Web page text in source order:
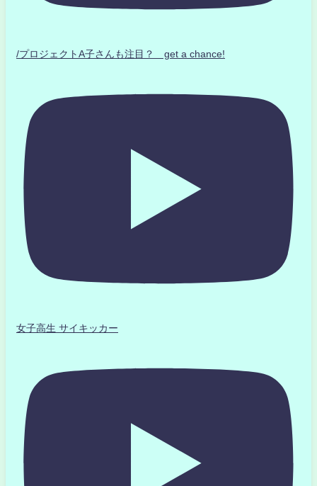
/プロジェクトA子さんも注目？ get a chance!
女子高生 サイキッカー